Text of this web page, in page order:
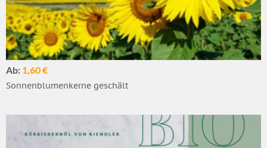
Ab: 1,60 €
Sonnenblumenkerne geschält